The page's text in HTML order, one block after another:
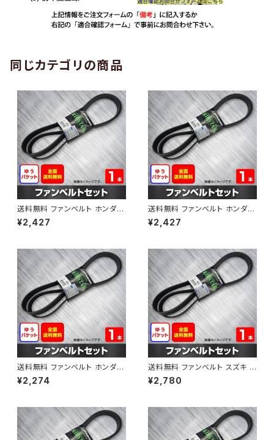
同じカテゴリの商品
送料無料 ファンベルト ホンダ
ゼスト 型式JE1 H18.03～H24.
11 （国内トップメーカー） 1本 H
¥2,427
送料無料 ファンベルト ホンダ ラ
イフ 型式JB6 H15.09～H20.1
1 （国内トップメーカー） 1本 HA
¥2,427
送料無料 ファンベルト ホンダ フ
ィット 型式GE6 H19.10～H25.
09 （国内トップメーカー） 1本 H
¥2,274
送料無料 ファンベルト スズキ ス
ペーシア 型式MK32S H25.03
～H30.02 （国内トップメーカ
¥2,780